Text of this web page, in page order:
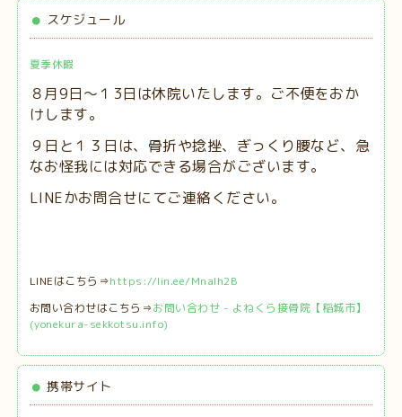
スケジュール
夏季休暇
８月9日～１3日は休院いたします。ご不便をおか
けします。
９日と１３日は、 骨折や捻挫、ぎっくり腰など、急
なお怪我には対応できる場合がございます。
LINEかお問合せにてご連絡ください。
LINEはこちら⇒https://lin.ee/MnaIh2B
お問い合わせはこちら⇒お問い合わせ - よねくら接骨院【稲城市】
(yonekura-sekkotsu.info)
携帯サイト